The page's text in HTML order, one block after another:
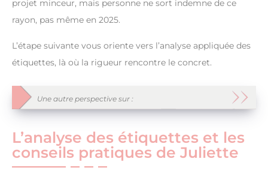
projet minceur, mais personne ne sort indemne de ce
rayon, pas même en 2025.
L’étape suivante vous oriente vers l’analyse appliquée des
étiquettes, là où la rigueur rencontre le concret.
Une autre perspective sur :
L’analyse des étiquettes et les
conseils pratiques de Juliette